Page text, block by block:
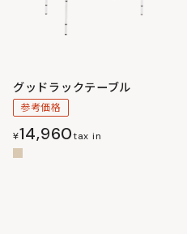
グッドラックテーブル
参考価格
¥14,960tax in